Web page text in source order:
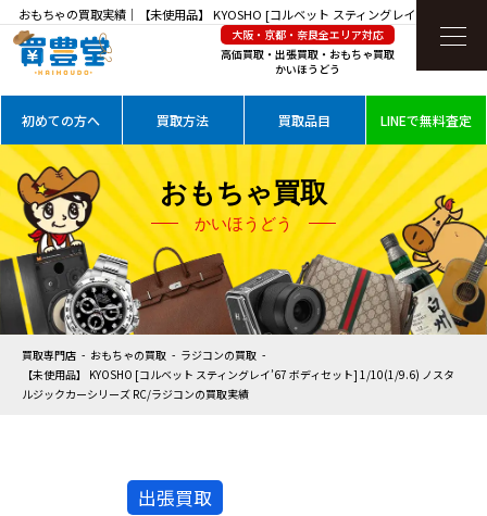
おもちゃの買取実績｜【未使用品】 KYOSHO [コルベット スティングレイ’67 ボディセ
ット] 1/10(1/9.6) ノスタルジックカーシリーズ RC/ラジコンを高価買取
大阪・京都・奈良全エリア対応
高価買取・出張買取・おもちゃ買取
かいほうどう
初めての方へ 買取方法 買取品目 LINEで無料査定
おもちゃ買取
かいほうどう
買取専門店 おもちゃの買取
ラジコンの買取
【未使用品】 KYOSHO [コルベット スティングレイ’67 ボディセット] 1/10(1/9.6) ノスタ
ルジックカーシリーズ RC/ラジコンの買取実績
出張買取